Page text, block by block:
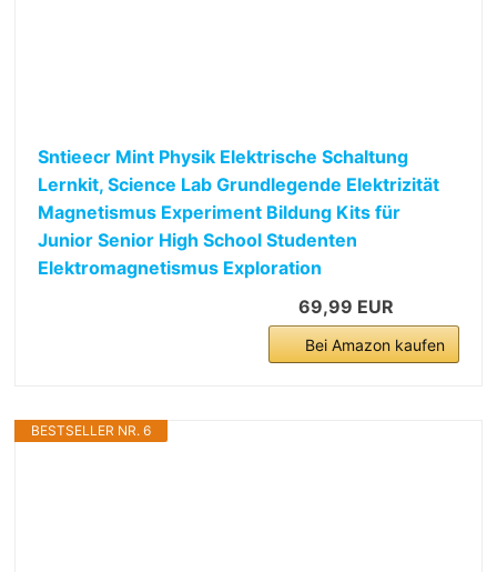
Sntieecr Mint Physik Elektrische Schaltung
Lernkit, Science Lab Grundlegende Elektrizität
Magnetismus Experiment Bildung Kits für
Junior Senior High School Studenten
Elektromagnetismus Exploration
69,99 EUR
Bei Amazon kaufen
BESTSELLER NR. 6